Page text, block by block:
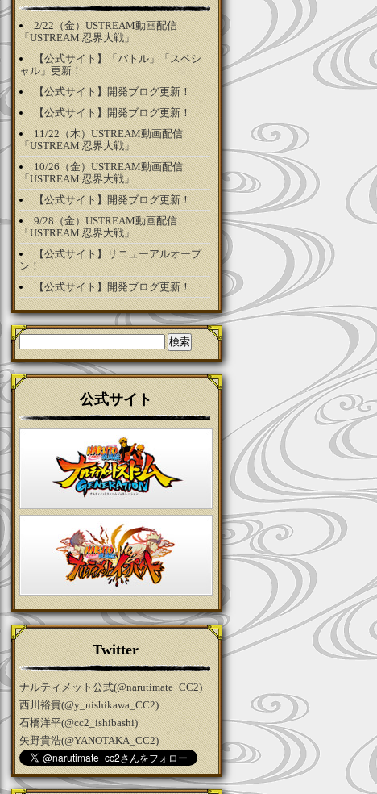
2/22（金）USTREAM動画配信
「USTREAM 忍界大戦」
【公式サイト】「バトル」「スペシ
ャル」更新！
【公式サイト】開発ブログ更新！
【公式サイト】開発ブログ更新！
11/22（木）USTREAM動画配信
「USTREAM 忍界大戦」
10/26（金）USTREAM動画配信
「USTREAM 忍界大戦」
【公式サイト】開発ブログ更新！
9/28（金）USTREAM動画配信
「USTREAM 忍界大戦」
【公式サイト】リニューアルオープ
ン！
【公式サイト】開発ブログ更新！
検
索:
公式サイト
Twitter
ナルティメット公式(@narutimate_CC2)
西川裕貴(@y_nishikawa_CC2)
石橋洋平(@cc2_ishibashi)
矢野貴浩(@YANOTAKA_CC2)